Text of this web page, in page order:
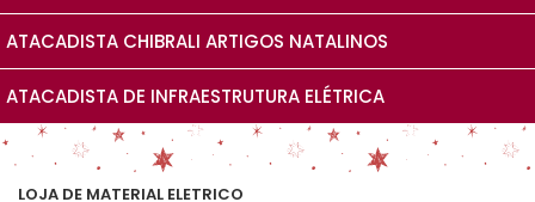
ATACADISTA CHIBRALI ARTIGOS NATALINOS
ATACADISTA DE INFRAESTRUTURA ELÉTRICA
LOJA DE MATERIAL ELETRICO